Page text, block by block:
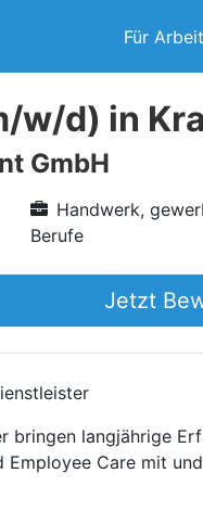
Für
w/d) in
GmbH
Handwerk,
Berufe
Jetzt
langjährige
Care mit